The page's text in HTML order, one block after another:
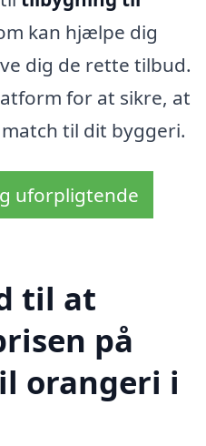
kan hjælpe dig
dig de rette tilbud.
for at sikre, at
til dit byggeri.
uforpligtende
til at
på
orangeri i